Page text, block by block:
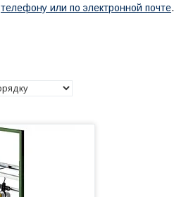
телефону или по электронной почте.